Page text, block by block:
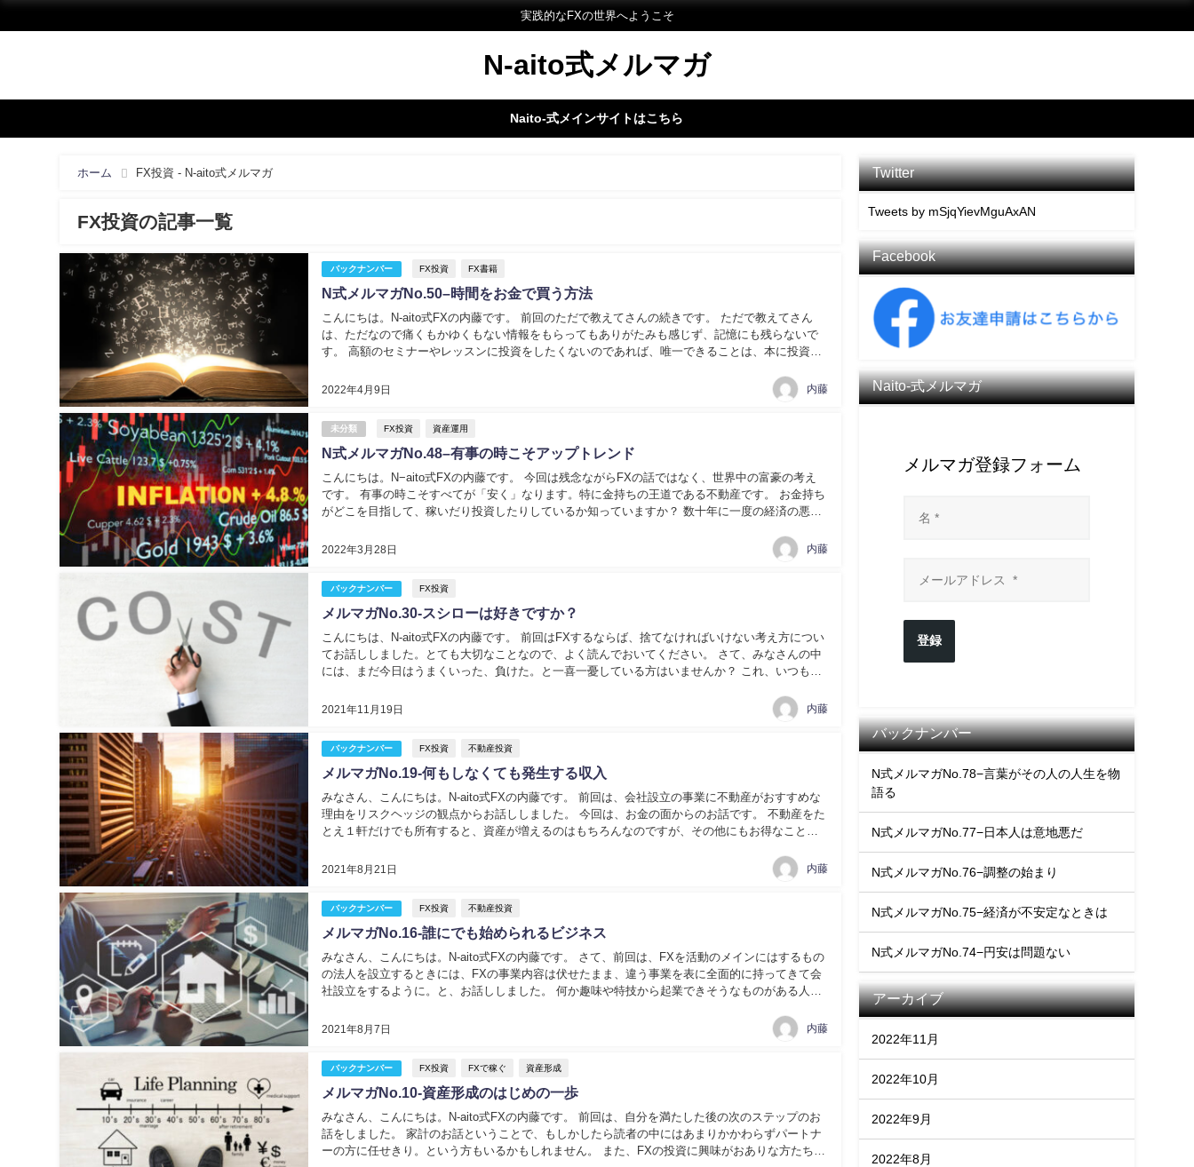
実践的なFXの世界へようこそ
N-aito式メルマガ
Naito-式メインサイトはこちら
ホーム FX投資 - N-aito式メルマガ
FX投資の記事一覧
バックナンバー FX投資 FX書籍
N式メルマガNo.50–時間をお金で買う方法
2022年4月9日
こんにちは。N-aito式FXの内藤です。 前回のただで教えてさんの続きです。 ただで教えてさん
は、ただなので痛くもかゆくもない情報をもらってもありがたみも感じず、記憶にも残らないで
す。 高額のセミナーやレッスンに投資をしたくないのであれば、唯一できることは、本に投資を
内藤
未分類 FX投資 資産運用
N式メルマガNo.48–有事の時こそアップトレンド
2022年3月28日
こんにちは。N−aito式FXの内藤です。 今回は残念ながらFXの話ではなく、世界中の富豪の考え
です。 有事の時こそすべてが「安く」なります。特に金持ちの王道である不動産です。 お金持ち
がどこを目指して、稼いだり投資したりしているか知っていますか？ 数十年に一度の経済の悪化
内藤
バックナンバー FX投資
メルマガNo.30-スシローは好きですか？
2021年11月19日
こんにちは、N-aito式FXの内藤です。 前回はFXするならば、捨てなければいけない考え方につい
てお話ししました。とても大切なことなので、よく読んでおいてください。 さて、みなさんの中
には、まだ今日はうまくいった、負けた。と一喜一憂している方はいませんか？ これ、いつも私
内藤
バックナンバー FX投資 不動産投資
メルマガNo.19-何もしなくても発生する収入
2021年8月21日
みなさん、こんにちは。N-aito式FXの内藤です。 前回は、会社設立の事業に不動産がおすすめな
理由をリスクヘッジの観点からお話ししました。 今回は、お金の面からのお話です。 不動産をた
とえ１軒だけでも所有すると、資産が増えるのはもちろんなのですが、その他にもお得なことが
内藤
バックナンバー FX投資 不動産投資
メルマガNo.16-誰にでも始められるビジネス
2021年8月7日
みなさん、こんにちは。N-aito式FXの内藤です。 さて、前回は、FXを活動のメインにはするもの
の法人を設立するときには、FXの事業内容は伏せたまま、違う事業を表に全面的に持ってきて会
社設立をするように。と、お話ししました。 何か趣味や特技から起業できそうなものがある人は
内藤
バックナンバー FX投資 FXで稼ぐ 資産形成
メルマガNo.10-資産形成のはじめの一歩
みなさん、こんにちは。N-aito式FXの内藤です。 前回は、自分を満たした後の次のステップのお
話をしました。 家計のお話ということで、もしかしたら読者の中にはあまりかかわらずパートナ
ーの方に任せきり。という方もいるかもしれません。 また、FXの投資に興味がおありな方たちな
Twitter
Tweets by mSjqYievMguAxAN
Facebook
Naito-式メルマガ
メルマガ登録フォーム
登録
バックナンバー
N式メルマガNo.78−言葉がその人の人生を物
語る
N式メルマガNo.77−日本人は意地悪だ
N式メルマガNo.76−調整の始まり
N式メルマガNo.75−経済が不安定なときは
N式メルマガNo.74−円安は問題ない
アーカイブ
2022年11月
2022年10月
2022年9月
2022年8月